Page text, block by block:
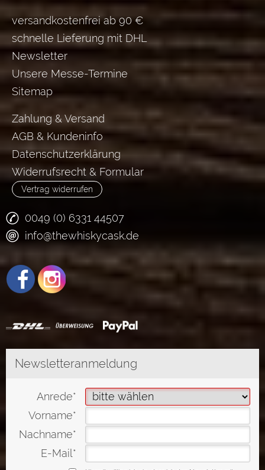
versandkostenfrei ab 90 €
schnelle Lieferung mit DHL
Newsletter
Unsere Messe-Termine
Sitemap
Zahlung & Versand
AGB & Kundeninfo
Datenschutzerklärung
Widerrufsrecht & Formular
Vertrag widerrufen
0049 (0) 6331 44507
info@thewhiskycask.de